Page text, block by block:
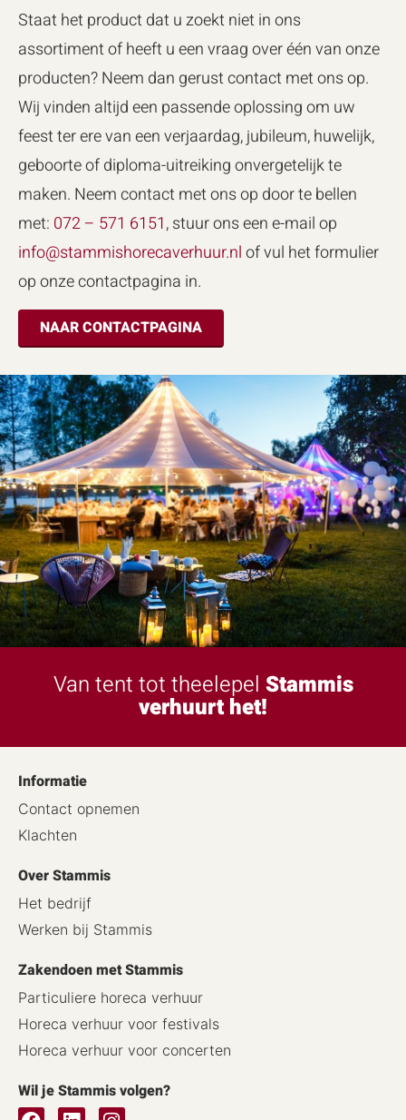
Staat het product dat u zoekt niet in ons
assortiment of heeft u een vraag over één van onze
producten? Neem dan gerust contact met ons op.
Wij vinden altijd een passende oplossing om uw
feest ter ere van een verjaardag, jubileum, huwelijk,
geboorte of diploma-uitreiking onvergetelijk te
maken. Neem contact met ons op door te bellen
met: 072 – 571 6151, stuur ons een e-mail op
info@stammishorecaverhuur.nlof vul het formulier
op onze contactpagina in.
NAAR CONTACTPAGINA
Van tent tot theelepel Stammis
verhuurt het!
Informatie
Contact opnemen
Klachten
Over Stammis
Het bedrijf
Werken bij Stammis
Zakendoen met Stammis
Particuliere horeca verhuur
Horeca verhuur voor festivals
Horeca verhuur voor concerten
Wil je Stammis volgen?